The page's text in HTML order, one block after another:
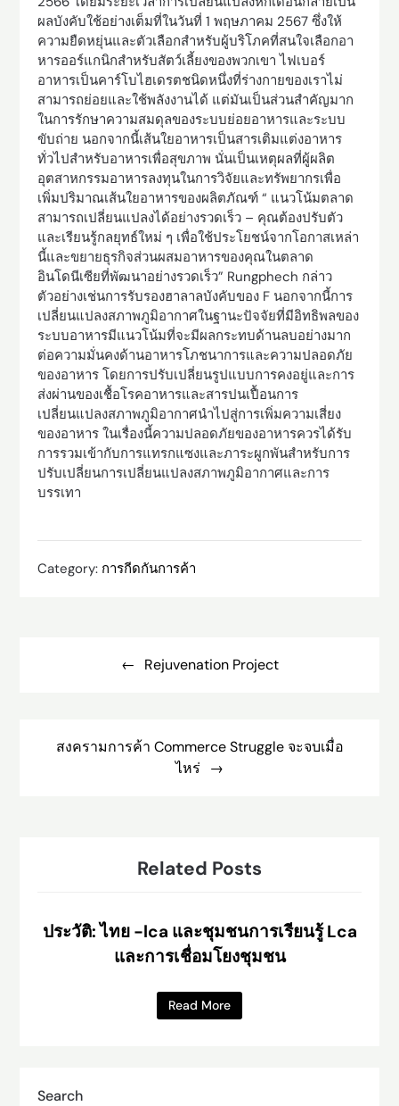
ผลบังคับใช้อย่างเต็มที่ในวันที่ 1 พฤษภาคม 2567 ซึ่งให้
ความยืดหยุ่นและตัวเลือกสำหรับผู้บริโภคที่สนใจเลือกอา
หารออร์แกนิกสำหรับสัตว์เลี้ยงของพวกเขา ไฟเบอร์
อาหารเป็นคาร์โบไฮเดรตชนิดหนึ่งที่ร่างกายของเราไม่
สามารถย่อยและใช้พลังงานได้ แต่มันเป็นส่วนสำคัญมาก
ในการรักษาความสมดุลของระบบย่อยอาหารและระบบ
ขับถ่าย นอกจากนี้เส้นใยอาหารเป็นสารเติมแต่งอาหาร
ทั่วไปสำหรับอาหารเพื่อสุขภาพ นั่นเป็นเหตุผลที่ผู้ผลิต
อุตสาหกรรมอาหารลงทุนในการวิจัยและทรัพยากรเพื่อ
เพิ่มปริมาณเส้นใยอาหารของผลิตภัณฑ์ “ แนวโน้มตลาด
สามารถเปลี่ยนแปลงได้อย่างรวดเร็ว – คุณต้องปรับตัว
และเรียนรู้กลยุทธ์ใหม่ ๆ เพื่อใช้ประโยชน์จากโอกาสเหล่า
นี้และขยายธุรกิจส่วนผสมอาหารของคุณในตลาด
อินโดนีเซียที่พัฒนาอย่างรวดเร็ว” Rungphech กล่าว
ตัวอย่างเช่นการรับรองฮาลาลบังคับของ F นอกจากนี้การ
เปลี่ยนแปลงสภาพภูมิอากาศในฐานะปัจจัยที่มีอิทธิพลของ
ระบบอาหารมีแนวโน้มที่จะมีผลกระทบด้านลบอย่างมาก
ต่อความมั่นคงด้านอาหารโภชนาการและความปลอดภัย
ของอาหาร โดยการปรับเปลี่ยนรูปแบบการคงอยู่และการ
ส่งผ่านของเชื้อโรคอาหารและสารปนเปื้อนการ
เปลี่ยนแปลงสภาพภูมิอากาศนำไปสู่การเพิ่มความเสี่ยง
ของอาหาร ในเรื่องนี้ความปลอดภัยของอาหารควรได้รับ
การรวมเข้ากับการแทรกแซงและภาระผูกพันสำหรับการ
ปรับเปลี่ยนการเปลี่ยนแปลงสภาพภูมิอากาศและการ
บรรเทา
Category: การกีดกันการค้า
Rejuvenation Project
สงครามการค้า Commerce Struggle จะจบเมื่อ
ไหร่
Related Posts
ประวัติ: ไทย -lca และชุมชนการเรียนรู้ Lca
และการเชื่อมโยงชุมชน
Read More
Search